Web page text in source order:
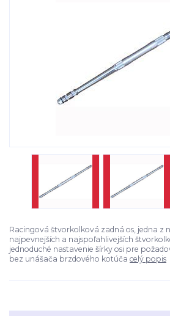
Racingová štvorkolková zadná os, jedna z
najpevnejších a najspoľahlivejších
jednoduché nastavenie šírky osi pre
bez unášača brzdového kotúča celý popis